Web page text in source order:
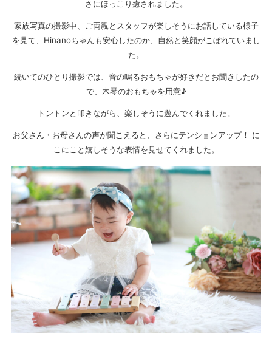
さにほっこり癒されました。
家族写真の撮影中、ご両親とスタッフが楽しそうにお話している様子
を見て、Hinanoちゃんも安心したのか、自然と笑顔がこぼれていまし
た。
続いてのひとり撮影では、音の鳴るおもちゃが好きだとお聞きしたの
で、木琴のおもちゃを用意♪
トントンと叩きながら、楽しそうに遊んでくれました。
お父さん・お母さんの声が聞こえると、さらにテンションアップ！ に
こにこと嬉しそうな表情を見せてくれました。